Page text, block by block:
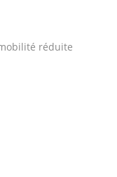
réduite